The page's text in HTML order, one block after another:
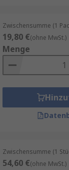
Ausrichtung
Zwischensumme (1
19,80 €(ohne MwSt.)
Menge
Zwischensumme (1
54,60 €(ohne MwSt.)